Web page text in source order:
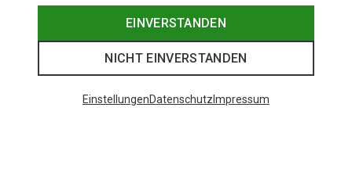
EINVERSTANDEN
NICHT EINVERSTANDEN
EinstellungenDatenschutz Impressum